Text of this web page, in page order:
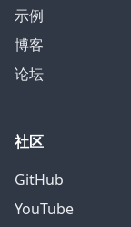
示例
博客
论坛
社区
GitHub
YouTube